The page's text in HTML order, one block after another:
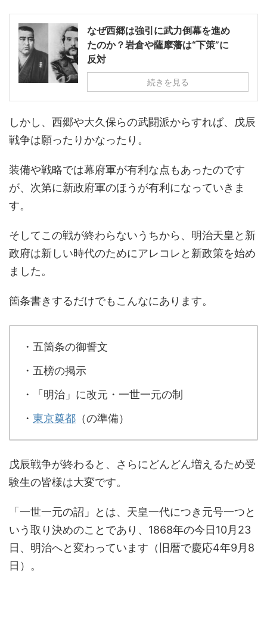
なぜ西郷は強引に武力倒幕を進め
たのか？岩倉や薩摩藩は“下策”に
反対
続きを見る
しかし、西郷や大久保らの武闘派からすれば、戊辰
戦争は願ったりかなったり。
装備や戦略では幕府軍が有利な点もあったのです
が、次第に新政府軍のほうが有利になっていきま
す。
そしてこの戦が終わらないうちから、明治天皇と新
政府は新しい時代のためにアレコレと新政策を始め
ました。
箇条書きするだけでもこんなにあります。
・五箇条の御誓文
・五榜の掲示
・「明治」に改元・一世一元の制
・ 東京奠都 （の準備）
戊辰戦争が終わると、さらにどんどん増えるため受
験生の皆様は大変です。
「一世一元の詔」とは、天皇一代につき元号一つと
いう取り決めのことであり、1868年の今日10月23
日、明治へと変わっています（旧暦で慶応4年9月8
日）。